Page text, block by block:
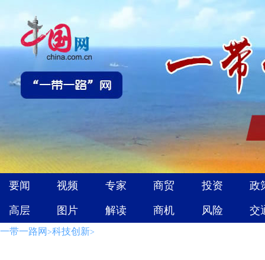
一带一路网 >科技创新>